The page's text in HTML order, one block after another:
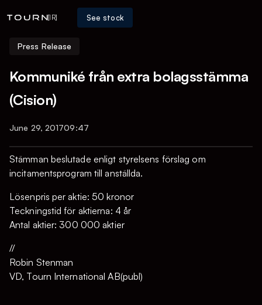
[IR] See stock
Press Release
Kommuniké från extra bolagsstämma
(Cision)
June 29, 201709:47
Stämman beslutade enligt styrelsens förslag om
incitamentsprogram till anställda.
Lösenpris per aktie: 50 kronor
Teckningstid för aktierna: 4 år
Antal aktier: 300 000 aktier
//
Robin Stenman
VD, Tourn International AB(publ)